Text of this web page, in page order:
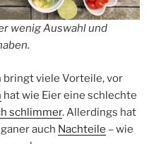
wenig Auswahl und
bringt viele Vorteile, vor
hat wie Eier eine schlechte
schlimmer. Allerdings hat
auch Nachteile – wie